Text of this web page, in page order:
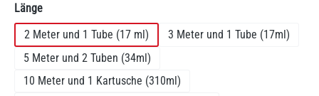
Längeauswählen
2 Meter und 1 Tube (17 ml)
3 Meter und 1 Tube (17ml)
5 Meter und 2 Tuben (34ml)
10 Meter und 1 Kartusche (310ml)